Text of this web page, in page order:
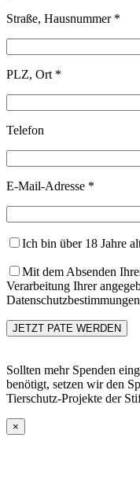
Straße, Hausnummer *
PLZ, Ort *
Telefon
E-Mail-Adresse *
Ich bin über 18 Jahre
Mit dem Absenden
Verarbeitung Ihrer
Sollten mehr Spenden
benötigt, setzen wir den
Tierschutz-Projekte der
×